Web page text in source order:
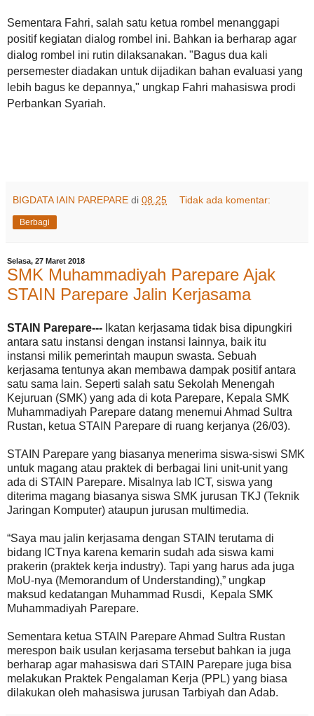
Sementara Fahri, salah satu ketua rombel menanggapi
positif kegiatan dialog rombel ini. Bahkan ia berharap agar
dialog rombel ini rutin dilaksanakan. "Bagus dua kali
persemester diadakan untuk dijadikan bahan evaluasi yang
lebih bagus ke depannya," ungkap Fahri mahasiswa prodi
Perbankan Syariah.
BIGDATA IAIN PAREPARE di 08.25 Tidak ada komentar:
Berbagi
Selasa, 27 Maret 2018
SMK Muhammadiyah Parepare Ajak
STAIN Parepare Jalin Kerjasama
STAIN Parepare--- Ikatan kerjasama tidak bisa dipungkiri
antara satu instansi dengan instansi lainnya, baik itu
instansi milik pemerintah maupun swasta. Sebuah
kerjasama tentunya akan membawa dampak positif antara
satu sama lain. Seperti salah satu Sekolah Menengah
Kejuruan (SMK) yang ada di kota Parepare, Kepala SMK
Muhammadiyah Parepare datang menemui Ahmad Sultra
Rustan, ketua STAIN Parepare di ruang kerjanya (26/03).
STAIN Parepare yang biasanya menerima siswa-siswi SMK
untuk magang atau praktek di berbagai lini unit-unit yang
ada di STAIN Parepare. Misalnya lab ICT, siswa yang
diterima magang biasanya siswa SMK jurusan TKJ (Teknik
Jaringan Komputer) ataupun jurusan multimedia.
“Saya mau jalin kerjasama dengan STAIN terutama di
bidang ICTnya karena kemarin sudah ada siswa kami
prakerin (praktek kerja industry). Tapi yang harus ada juga
MoU-nya (Memorandum of Understanding),” ungkap
maksud kedatangan Muhammad Rusdi, Kepala SMK
Muhammadiyah Parepare.
Sementara ketua STAIN Parepare Ahmad Sultra Rustan
merespon baik usulan kerjasama tersebut bahkan ia juga
berharap agar mahasiswa dari STAIN Parepare juga bisa
melakukan Praktek Pengalaman Kerja (PPL) yang biasa
dilakukan oleh mahasiswa jurusan Tarbiyah dan Adab.